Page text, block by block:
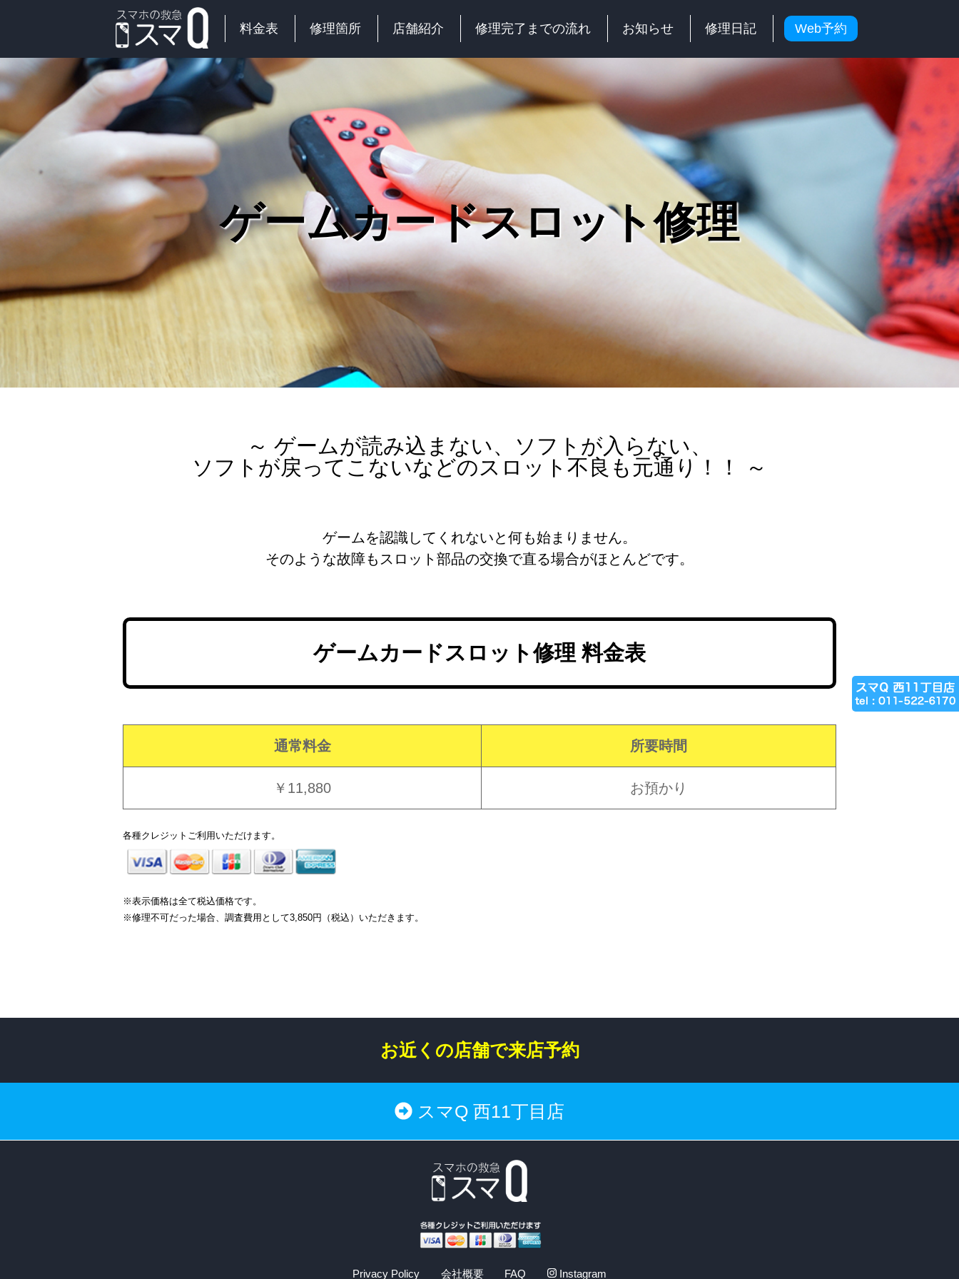
料金表 修理箇所 店舗紹介 修理完了までの流れ お知らせ 修理日記 Web予約
ゲームカードスロット修理
～ ゲームが読み込まない、ソフトが入らない、
ソフトが戻ってこないなどのスロット不良も元通り！！ ～
ゲームを認識してくれないと何も始まりません。
そのような故障もスロット部品の交換で直る場合がほとんどです。
ゲームカードスロット修理 料金表
通常料金 所要時間
￥11,880 お預かり
各種クレジットご利用いただけます。
※表示価格は全て税込価格です。
※修理不可だった場合、調査費用として3,850円（税込）いただきます。
お近くの店舗で来店予約
スマQ 西11丁目店
Privacy Policy 会社概要 FAQ Instagram